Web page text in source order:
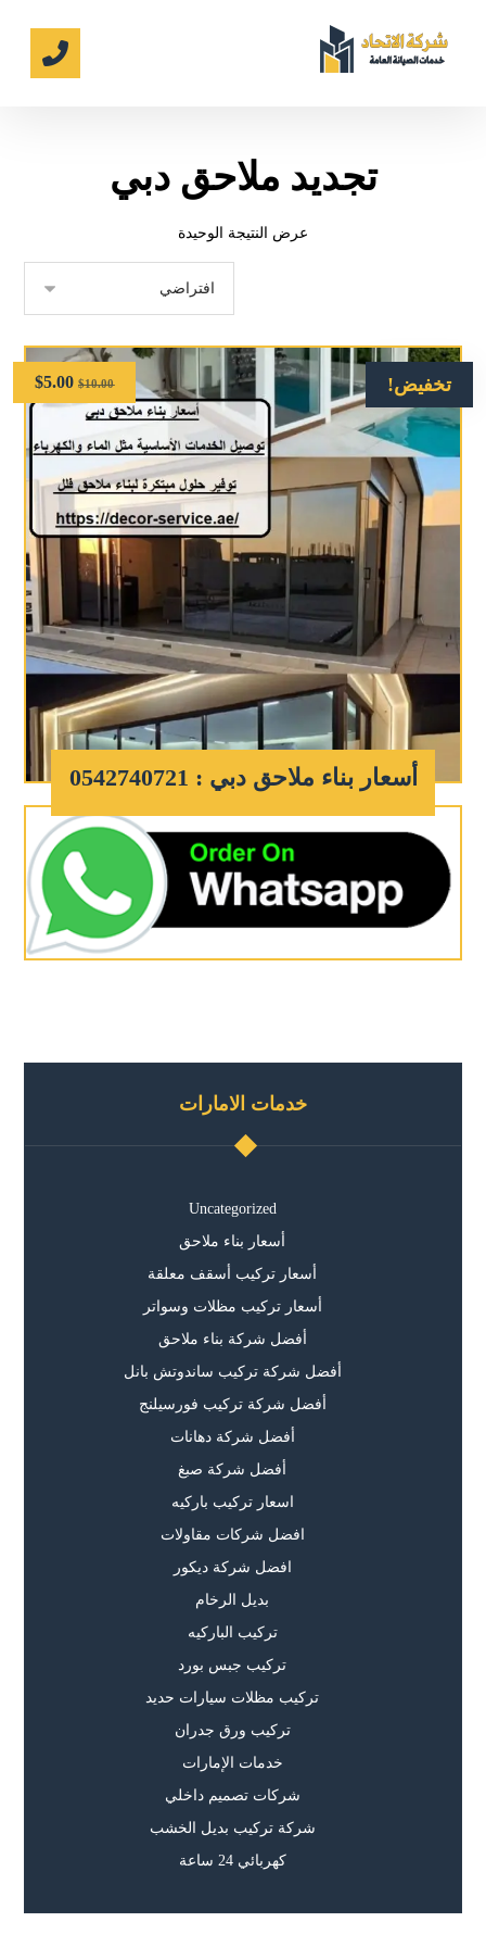
تجديد ملاحق دبي
عرض النتيجة الوحيدة
تخفيض!
أسعار بناء ملاحق دبي : 0542740721
$10.00
$5.00
خدمات الامارات
Uncategorized
أسعار بناء ملاحق
أسعار تركيب أسقف معلقة
أسعار تركيب مظلات وسواتر
أفضل شركة بناء ملاحق
أفضل شركة تركيب ساندوتش بانل
أفضل شركة تركيب فورسيلنج
أفضل شركة دهانات
أفضل شركة صبغ
اسعار تركيب باركيه
افضل شركات مقاولات
افضل شركة ديكور
بديل الرخام
تركيب الباركيه
تركيب جبس بورد
تركيب مظلات سيارات حديد
تركيب ورق جدران
خدمات الإمارات
شركات تصميم داخلي
شركة تركيب بديل الخشب
كهربائي 24 ساعة